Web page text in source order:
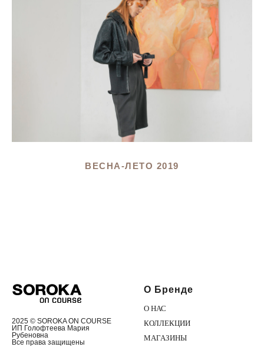
ВЕСНА-ЛЕТО 2019
2025 © SOROKA ON COURSE
ИП Голофтеева Мария
Рубеновна
Все права защищены
О Бренде
О НАС
КОЛЛЕКЦИИ
МАГАЗИНЫ